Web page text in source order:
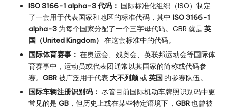
ISO 3166-1 alpha-3 代码： 国际标准化组织（ISO）制定
了一套用于代表国家和地区的标准代码，其中 ISO 3166-1
alpha-3 为每个国家分配了一个三字母代码。GBR 就是 英
国（United Kingdom）
在这套标准中的代码。
国际体育赛事： 在奥运会、残奥会、英联邦运动会等国际体
育赛事中，运动员或代表团通常以其国家的简称或代码参
赛。 GBR被广泛用于代表 大不列颠或英国 的参赛队伍。
国际车辆注册识别码： 尽管目前国际机动车牌照识别码中更
常见的是 GB ，但历史上或在某些特定语境下， GBR也曾被